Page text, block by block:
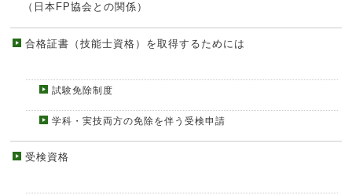
（日本FP協会との関係）
合格証書（技能士資格）を取得するためには
試験免除制度
学科・実技両方の免除を伴う受検申請
受検資格